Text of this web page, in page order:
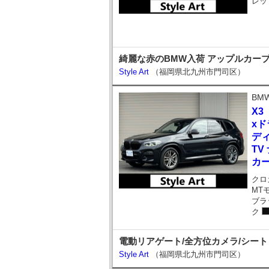
綺麗な赤のBMW入荷 アップルカー
Style Art （福岡県北九州市門司区）
X3
xド
デ
TV
カ
ク
MT
ブ
ク
電動リアゲート/全方位カメラ/シー
Style Art （福岡県北九州市門司区）